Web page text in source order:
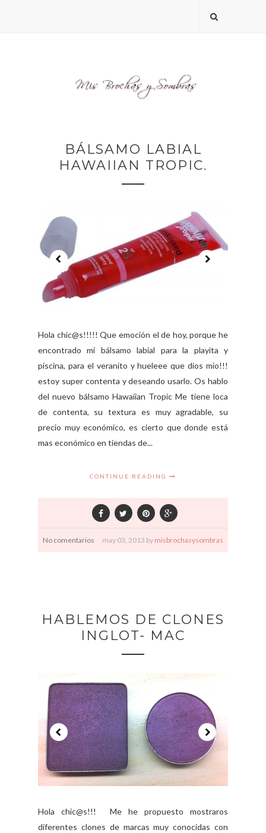
BÁLSAMO LABIAL
HAWAIIAN TROPIC.
Hola chic@s!!!!! Que emoción el de hoy, porque he
encontrado mi bálsamo labial para la playita y
piscina, para el veranito y hueleee que dios mio!!!
estoy super contenta y deseando usarlo. Os hablo
del nuevo bálsamo Hawaiian Tropic Me tiene loca
de contenta, su textura es muy agradable, su
precio muy económico, es cierto que donde está
mas económico en tiendas de...
CONTINUE READING
No comentarios may 03, 2013 by misbrochasysombras
HABLEMOS DE CLONES
INGLOT- MAC
Hola chic@s!!! Me he propuesto mostraros
diferentes clones de marcas muy conocidas con